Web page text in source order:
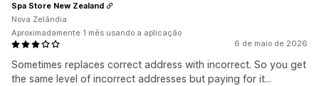
6 de maio de 2026
Sometimes replaces correct address with incorrect. So you get
the same level of incorrect addresses but paying for it...
Spa Store New Zealand
Nova Zelândia
Aproximadamente 1 mês usando a aplicação